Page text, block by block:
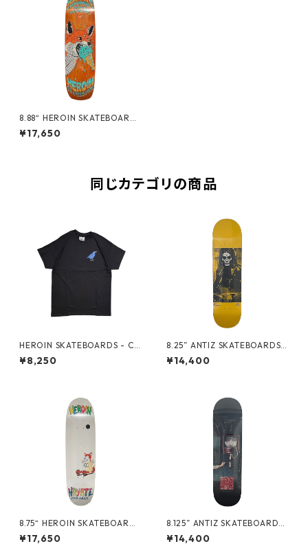
8.88“ HEROIN SKATEBOARDS
- HAYATE FOX SHOVEL -
¥17,650
同じカテゴリの商品
HEROIN SKATEBOARDS - CR
OW TEE -
¥8,250
8.25” ANTIZ SKATEBOARDS -
ANDRE GERLICH “GLOW IN
¥14,400
8.75“ HEROIN SKATEBOARDS
- HAYATE FOX EGG -
¥17,650
8.125” ANTIZ SKATEBOARDS
- BJARNE TJOETTA “PRO M
ODEL” -
¥14,400